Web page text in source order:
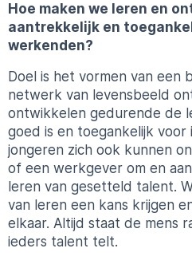
Hoe maken we leren en
aantrekkelijk en
werkenden?
Doel is het vormen van een
netwerk van levensbeeld
ontwikkelen gedurende de
goed is en toegankelijk voor
jongeren zich ook kunnen
of een werkgever om en
leren van gesetteld talent.
van leren een kans krijgen
elkaar. Altijd staat de mens
ieders talent telt.